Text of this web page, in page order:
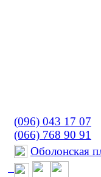
(096) 043 17 07
(066) 768 90 91
Оболонская